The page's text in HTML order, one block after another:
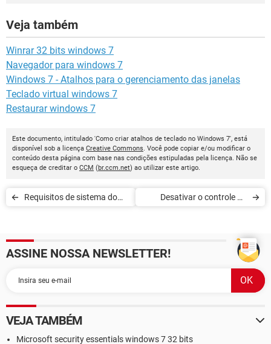
Veja também
Winrar 32 bits windows 7
Navegador para windows 7
Windows 7 - Atalhos para o gerenciamento das janelas
Teclado virtual windows 7
Restaurar windows 7
Este documento, intitulado 'Como criar atalhos de teclado no Windows 7', está
disponível sob a licença Creative Commons. Você pode copiar e/ou modificar o
conteúdo desta página com base nas condições estipuladas pela licença. Não se
esqueça de creditar o CCM (br.ccm.net) ao utilizar este artigo.
Requisitos de sistema do
Desativar o controle da
ASSINE NOSSA NEWSLETTER!
VEJA TAMBÉM
Microsoft security essentials windows 7 32 bits